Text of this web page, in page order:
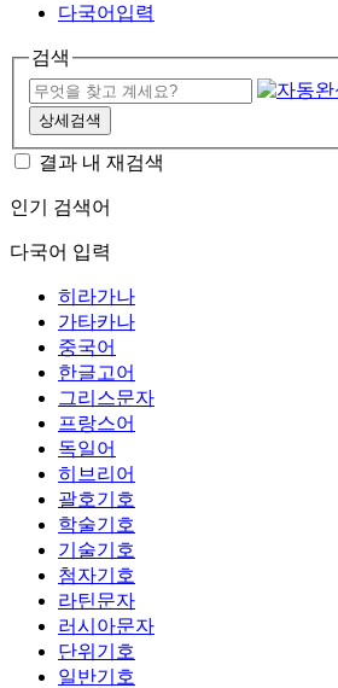
다국어입력
검색
상세검색
결과 내 재검색
인기 검색어
다국어 입력
히라가나
가타카나
중국어
한글고어
그리스문자
프랑스어
독일어
히브리어
괄호기호
학술기호
기술기호
첨자기호
라틴문자
러시아문자
단위기호
일반기호